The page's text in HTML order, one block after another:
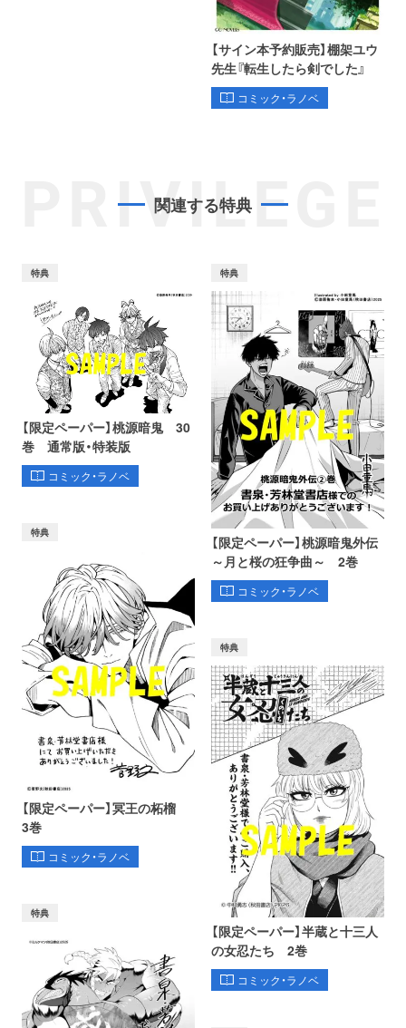
【サイン本予約販売】棚架ユウ
先生『転生したら剣でした』
コミック・ラノベ
PRIVILEGE
関連する特典
特典
【限定ペーパー】桃源暗鬼 30
巻 通常版・特装版
コミック・ラノベ
特典
【限定ペーパー】桃源暗鬼外伝
～月と桜の狂争曲～ 2巻
コミック・ラノベ
特典
【限定ペーパー】冥王の柘榴
3巻
コミック・ラノベ
特典
【限定ペーパー】半蔵と十三人
の女忍たち 2巻
コミック・ラノベ
特典